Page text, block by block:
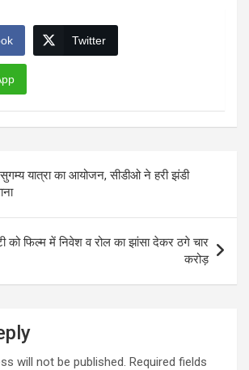
Twitter
सुगम्य यात्रा का आयोजन, सीडीओ ने हरी झंडी
को फिल्म में निवेश व रोल का झांसा देकर ठगे चार
करोड़
will not be published. Required fields